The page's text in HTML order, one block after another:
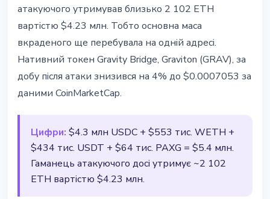
атакуючого утримував близько 2 102 ETH
вартістю $4.23 млн. Тобто основна маса
вкраденого ще перебувала на одній адресі.
Нативний токен Gravity Bridge, Graviton (GRAV), за
добу після атаки знизився на 4% до $0.0007053 за
даними CoinMarketCap.
Цифри: $4.3 млн USDC + $553 тис. WETH +
$434 тис. USDT + $64 тис. PAXG = $5.4 млн.
Гаманець атакуючого досі утримує ~2 102
ETH вартістю $4.23 млн.